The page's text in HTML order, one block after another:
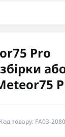
Pro
Код товару: FA03-